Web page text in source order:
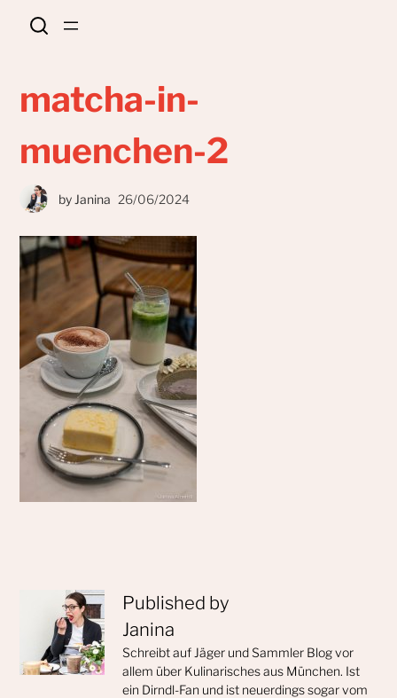
matcha-in-
muenchen-2
by Janina 26/06/2024
Published by
Janina
Schreibt auf Jäger und Sammler Blog vor
allem über Kulinarisches aus München. Ist
ein Dirndl-Fan und ist neuerdings sogar vom